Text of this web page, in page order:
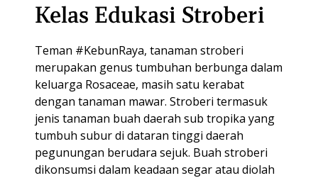
Kelas Edukasi Stroberi
Teman #KebunRaya, tanaman stroberi
merupakan genus tumbuhan berbunga dalam
keluarga Rosaceae, masih satu kerabat
dengan tanaman mawar. Stroberi termasuk
jenis tanaman buah daerah sub tropika yang
tumbuh subur di dataran tinggi daerah
pegunungan berudara sejuk. Buah stroberi
dikonsumsi dalam keadaan segar atau diolah